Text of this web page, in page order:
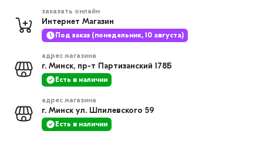
заказать онлайн
Интернет Магазин
Под заказ (понедельник, 10 августа)
адрес магазина
г. Минск, пр-т Партизанский 178Б
Есть в наличии
адрес магазина
г. Минск ул. Шпилевского 59
Есть в наличии